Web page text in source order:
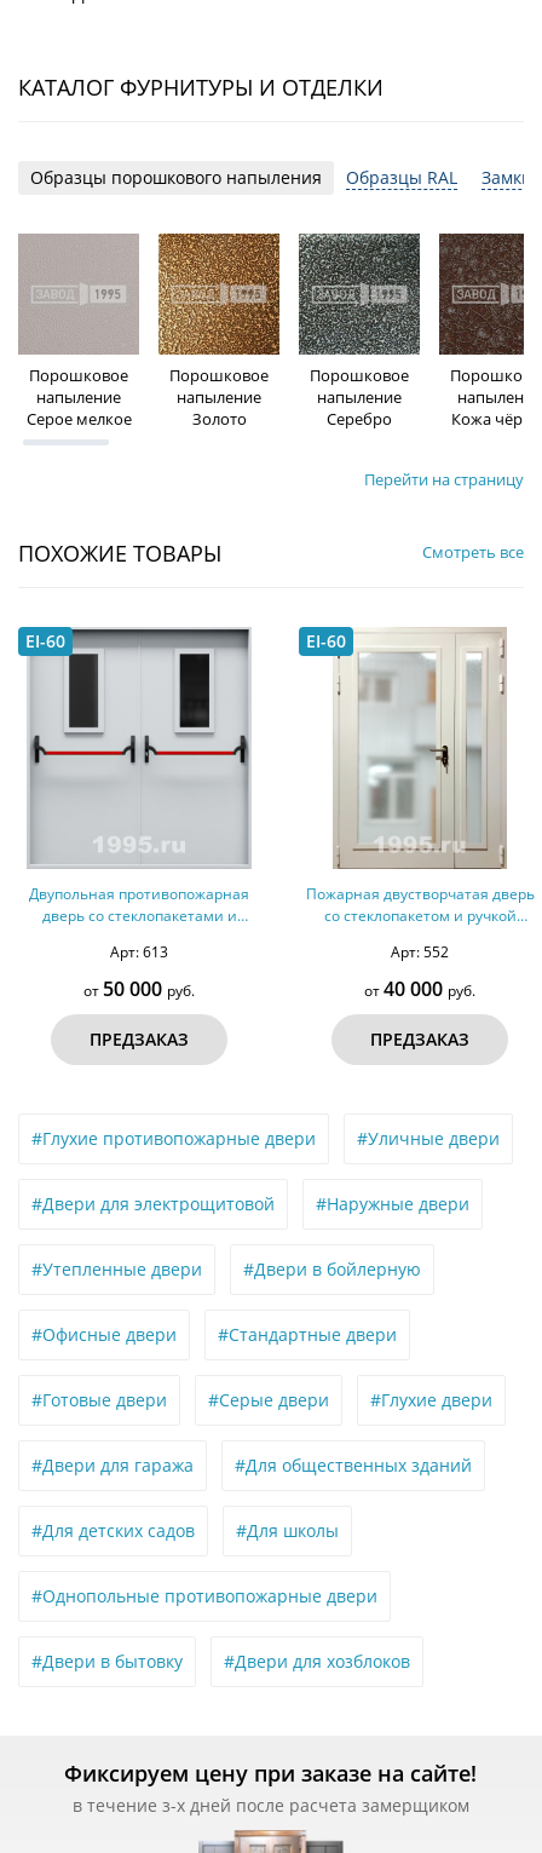
КАТАЛОГ ФУРНИТУРЫ И ОТДЕЛКИ
Образцы порошкового напыления Образцы RAL Замки
Порошковое
напыление
Серое мелкое
Порошковое
напыление
Золото
Порошковое
напыление
Серебро
напыление
Кожа
Перейти на страницу
ПОХОЖИЕ ТОВАРЫ Смотреть все
EI-60
Двупольная противопожарная
дверь со стеклопакетами и
ДМПС 2
Арт: 613
от 50 000 руб.
ПРЕДЗАКАЗ
EI-60
Пожарная двустворчатая дверь
со стеклопакетом и ручкой
Арт: 552
от40 000 руб.
ПРЕДЗАКАЗ
#Глухие противопожарные двери #Уличные двери
#Двери для электрощитовой #Наружные двери
#Утепленные двери #Двери в бойлерную
#Офисные двери #Стандартные двери
#Готовые двери #Серые двери #Глухие двери
#Двери для гаража #Для общественных зданий
#Для детских садов #Для школы
#Однопольные противопожарные двери
#Двери в бытовку #Двери для хозблоков
Фиксируем цену при заказе на сайте!
в течение з-х дней после расчета замерщиком